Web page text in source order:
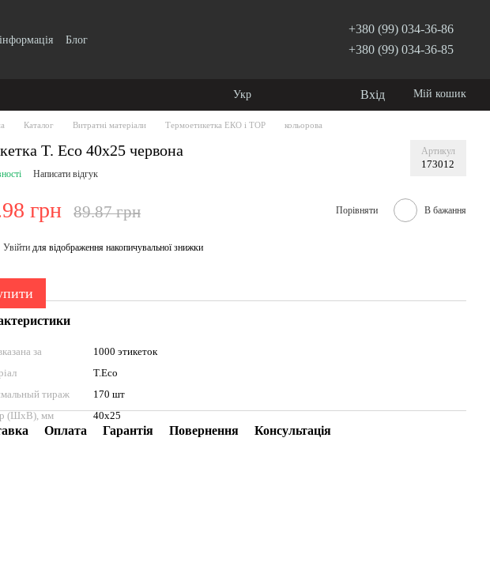
Блог
+380 (99) 034-36-86
+380 (99) 034-36-85
Укр Вхід Мій кошик
Каталог Витратні матеріали Термоетикетка ЕКО і ТОР кольорова
T. Eco 40x25 червона Артикул
173012
Написати відгук
грн 89.87 грн Порівняти В бажання
Увійти для відображення накопичувальної знижки
за
1000 этикеток
T.Eco
тираж
170 шт
(ШхВ), мм
40x25
Оплата Гарантія Повернення Консультація